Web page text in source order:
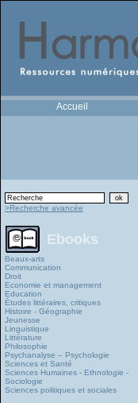
Accueil
>Recherche avancée
Ebooks
Beaux-arts
Communication
Droit
Economie et management
Education
Études littéraires, critiques
Histoire - Géographie
Jeunesse
Linguistique
Littérature
Philosophie
Psychanalyse – Psychologie
Sciences et Santé
Sciences Humaines - Ethnologie -
Sociologie
Sciences politiques et sociales